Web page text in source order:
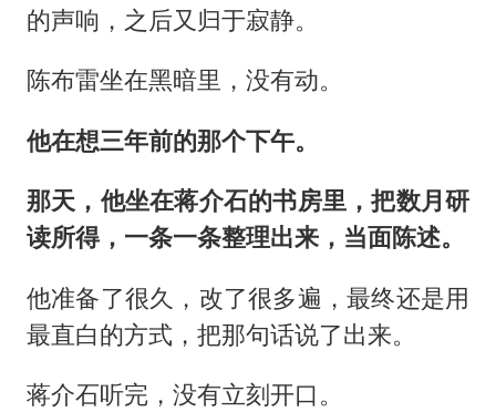
的声响，之后又归于寂静。
陈布雷坐在黑暗里，没有动。
他在想三年前的那个下午。
那天，他坐在蒋介石的书房里，把数月研
读所得，一条一条整理出来，当面陈述。
他准备了很久，改了很多遍，最终还是用
最直白的方式，把那句话说了出来。
蒋介石听完，没有立刻开口。